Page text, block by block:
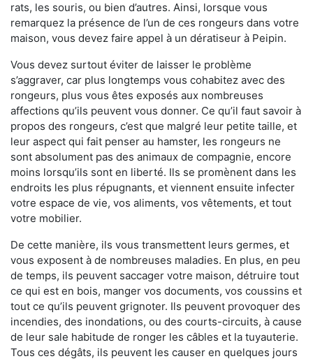
rats, les souris, ou bien d’autres. Ainsi, lorsque vous
remarquez la présence de l’un de ces rongeurs dans votre
maison, vous devez faire appel à un dératiseur à Peipin.
Vous devez surtout éviter de laisser le problème
s’aggraver, car plus longtemps vous cohabitez avec des
rongeurs, plus vous êtes exposés aux nombreuses
affections qu’ils peuvent vous donner. Ce qu’il faut savoir à
propos des rongeurs, c’est que malgré leur petite taille, et
leur aspect qui fait penser au hamster, les rongeurs ne
sont absolument pas des animaux de compagnie, encore
moins lorsqu’ils sont en liberté. Ils se promènent dans les
endroits les plus répugnants, et viennent ensuite infecter
votre espace de vie, vos aliments, vos vêtements, et tout
votre mobilier.
De cette manière, ils vous transmettent leurs germes, et
vous exposent à de nombreuses maladies. En plus, en peu
de temps, ils peuvent saccager votre maison, détruire tout
ce qui est en bois, manger vos documents, vos coussins et
tout ce qu’ils peuvent grignoter. Ils peuvent provoquer des
incendies, des inondations, ou des courts-circuits, à cause
de leur sale habitude de ronger les câbles et la tuyauterie.
Tous ces dégâts, ils peuvent les causer en quelques jours